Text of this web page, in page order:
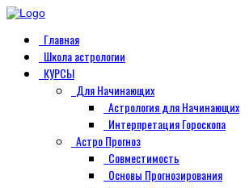
Главная
Школа астрологии
КУРСЫ
Для Начинающих
Астрология для Начинающих
Интерпретация Гороскопа
Астро Прогноз
Совместимость
Основы Прогнозирования